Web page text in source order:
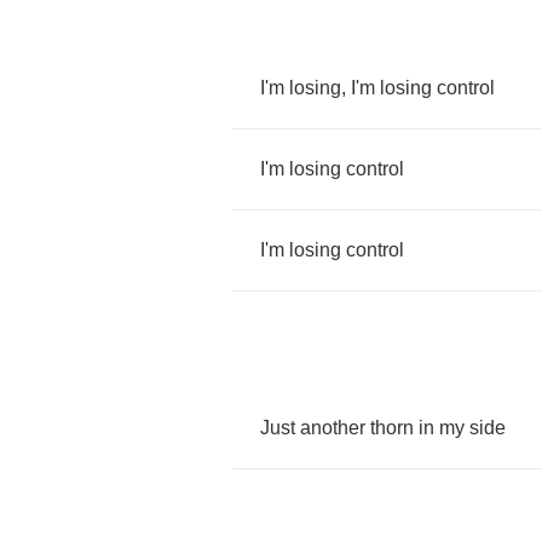
I'm losing, I'm losing control
I'm losing control
I'm losing control
Just another thorn in my side